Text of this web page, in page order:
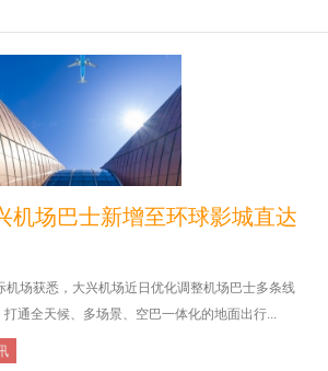
机场巴士新增至环球影城直达
机场获悉，大兴机场近日优化调整机场巴士多条线
通全天候、多场景、空巴一体化的地面出行...